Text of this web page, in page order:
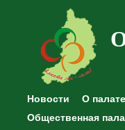
Новости О палате
Общественная